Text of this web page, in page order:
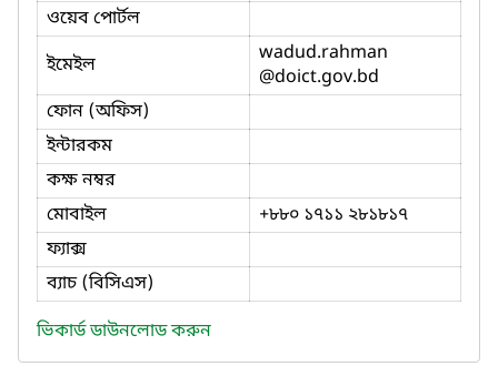
ওয়েব পোর্টল
ইমেইল
wadud.rahman
@doict.gov.bd
ফোন (অফিস)
ইন্টারকম
কক্ষ নম্বর
মোবাইল
+৮৮০ ১৭১১ ২৮১৮১৭
ফ্যাক্স
ব্যাচ (বিসিএস)
ভিকার্ড ডাউনলোড করুন